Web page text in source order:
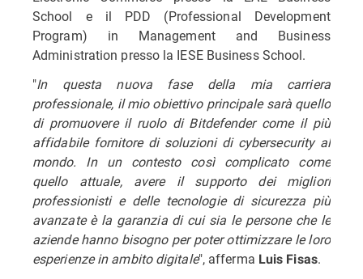
School e il PDD (Professional Development
Program) in Management and Business
Administration presso la IESE Business School.
"In questa nuova fase della mia carriera
professionale, il mio obiettivo principale sarà quello
di promuovere il ruolo di Bitdefender come il più
affidabile fornitore di soluzioni di cybersecurity al
mondo. In un contesto così complicato come
quello attuale, avere il supporto dei migliori
professionisti e delle tecnologie di sicurezza più
avanzate è la garanzia di cui sia le persone che le
aziende hanno bisogno per poter ottimizzare le loro
esperienze in ambito digitale", afferma Luis Fisas.